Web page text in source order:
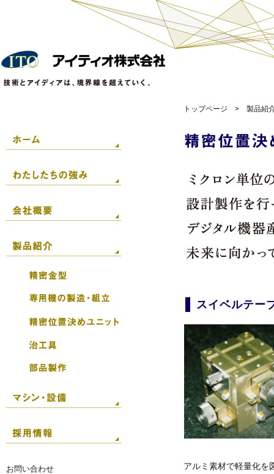
お問い合わせ
トップページ > 製品紹
スイベルテー
アルミ素材で軽量化を